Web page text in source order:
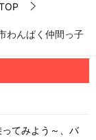
わんぱく仲間っ子
てみよう～、バ